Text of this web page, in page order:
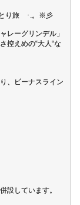
り旅 ･.。※彡
レーグリンデル」
控えめの“大人“な
、ビーナスライン
設しています。